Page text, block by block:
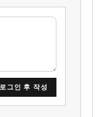
로그인 후 작성